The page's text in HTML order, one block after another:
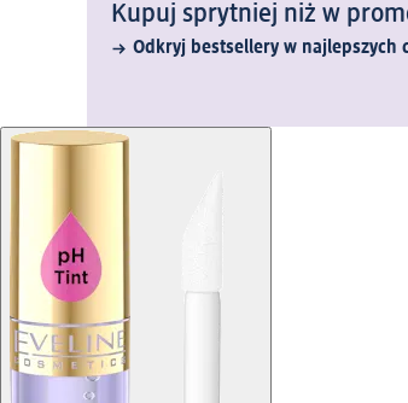
Kupuj sprytniej niż w
Odkryj bestsellery w najlepszych